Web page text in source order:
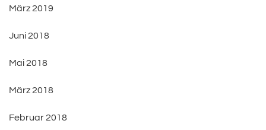
März 2019
Juni 2018
Mai 2018
März 2018
Februar 2018